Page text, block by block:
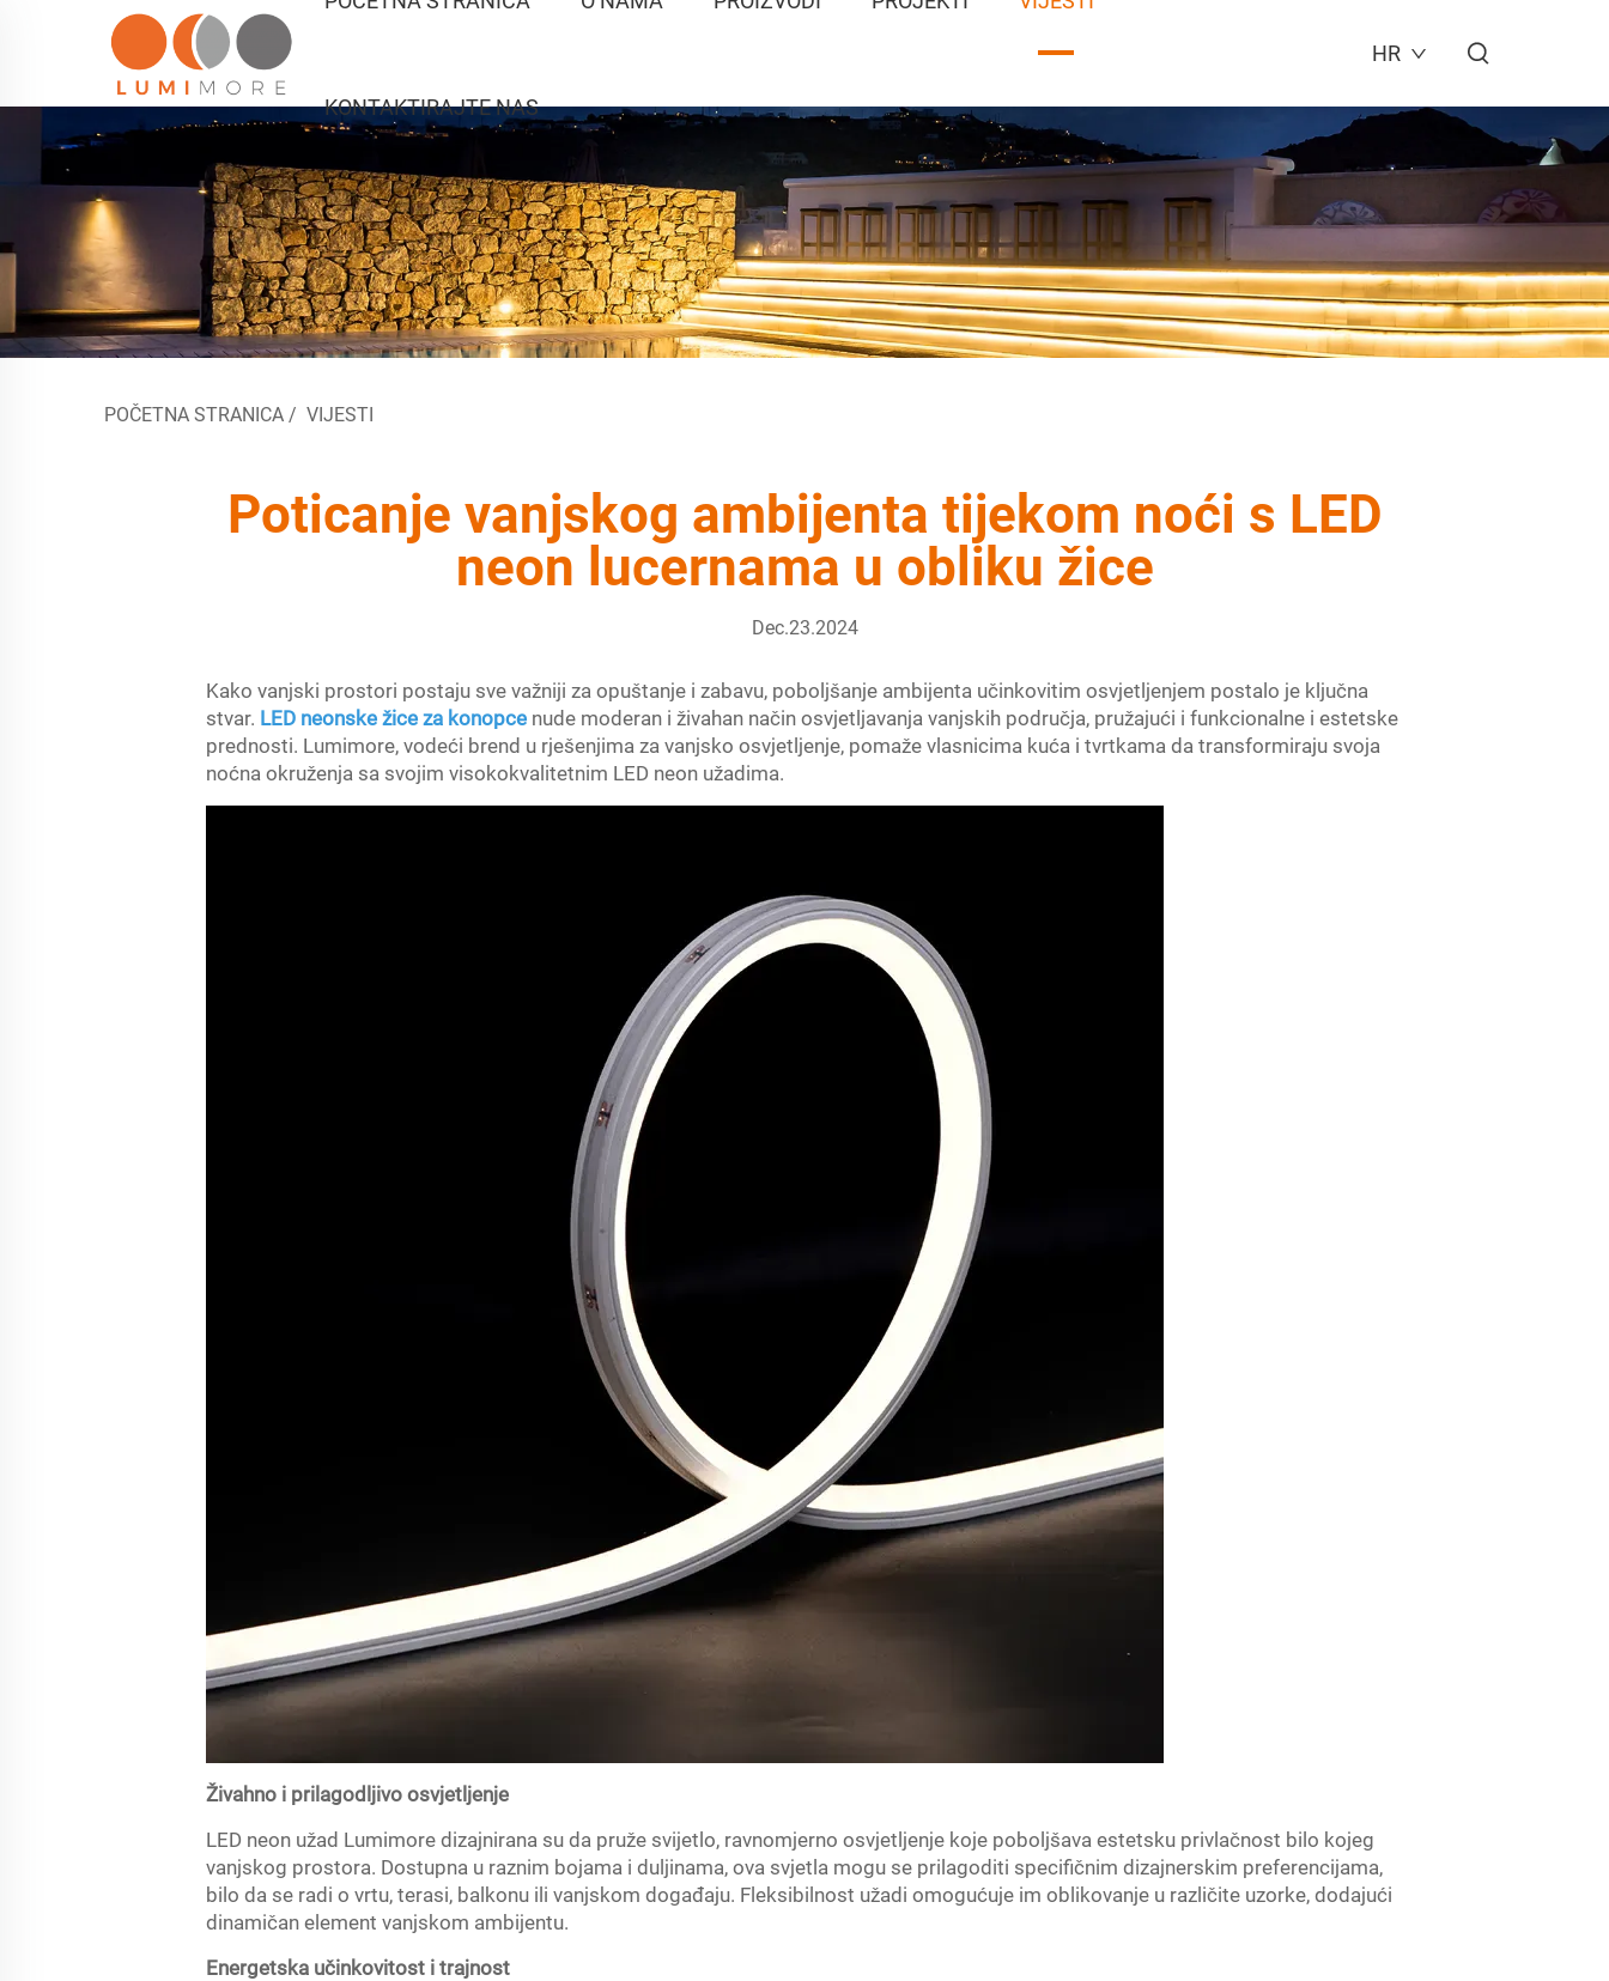
KONTAKTIRAJTE NAS
HR
POČETNA STRANICA / VIJESTI
Poticanje vanjskog ambijenta tijekom noći s LED
neon lucernama u obliku žice
Dec.23.2024
Kako vanjski prostori postaju sve važniji za opuštanje i zabavu, poboljšanje ambijenta učinkovitim osvjetljenjem postalo je ključna
stvar. LED neonske žice za konopce nude moderan i živahan način osvjetljavanja vanjskih područja, pružajući i funkcionalne i estetske
prednosti. Lumimore, vodeći brend u rješenjima za vanjsko osvjetljenje, pomaže vlasnicima kuća i tvrtkama da transformiraju svoja
noćna okruženja sa svojim visokokvalitetnim LED neon užadima.
Živahno i prilagodljivo osvjetljenje
LED neon užad Lumimore dizajnirana su da pruže svijetlo, ravnomjerno osvjetljenje koje poboljšava estetsku privlačnost bilo kojeg
vanjskog prostora. Dostupna u raznim bojama i duljinama, ova svjetla mogu se prilagoditi specifičnim dizajnerskim preferencijama,
bilo da se radi o vrtu, terasi, balkonu ili vanjskom događaju. Fleksibilnost užadi omogućuje im oblikovanje u različite uzorke, dodajući
dinamičan element vanjskom ambijentu.
Energetska učinkovitost i trajnost